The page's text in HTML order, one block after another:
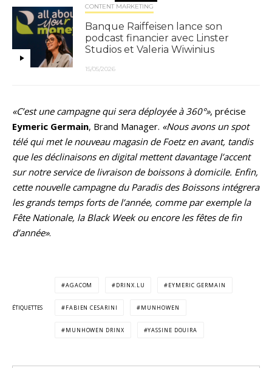
CONTENT MARKETING
Banque Raiffeisen lance son
podcast financier avec Linster
Studios et Valeria Wiwinius
15/05/2026
«C’est une campagne qui sera déployée à 360°», précise
Eymeric Germain, Brand Manager. «Nous avons un spot
télé qui met le nouveau magasin de Foetz en avant, tandis
que les déclinaisons en digital mettent davantage l’accent
sur notre service de livraison de boissons à domicile. Enfin,
cette nouvelle campagne du Paradis des Boissons intégrera
les grands temps forts de l’année, comme par exemple la
Fête Nationale, la Black Week ou encore les fêtes de fin
d’année».
ÉTIQUETTES
AGACOM DRINX.LU EYMERIC GERMAIN
FABIEN CESARINI MUNHOWEN
MUNHOWEN DRINX YASSINE DOUIRA